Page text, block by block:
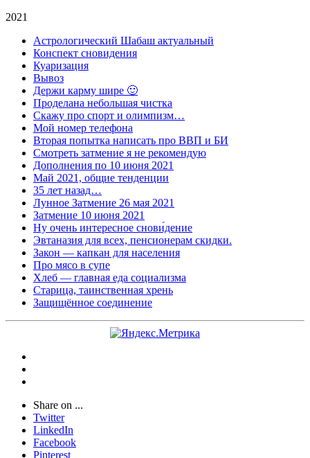
2021
Астрологический Шабаш актуальный
Конспект сновидения
Куаризация
Вывоз
Держи карму шире 🙂
Проделана небольшая чистка
Скажу про спорт и олимпизм…
Мой номер телефона
Вторая попытка написать про ВВП и БИ
Смотреть затмение я не рекомендую
Дополнения по 10 июня 2021
Май 2021, общие тенденции
35 лет назад…
Лунное Затмение 26 мая 2021
Затмение 10 июня 2021
Ну очень интересное снови́дение
Эвтаназия для всех, пенсионерам скидки.
Закон — капкан для населения
Про мясо в супе
Хлеб — главная еда социализма
Старица, таинственная хрень
Защищённое соединение
Share on ...
Twitter
LinkedIn
Facebook
Pinterest